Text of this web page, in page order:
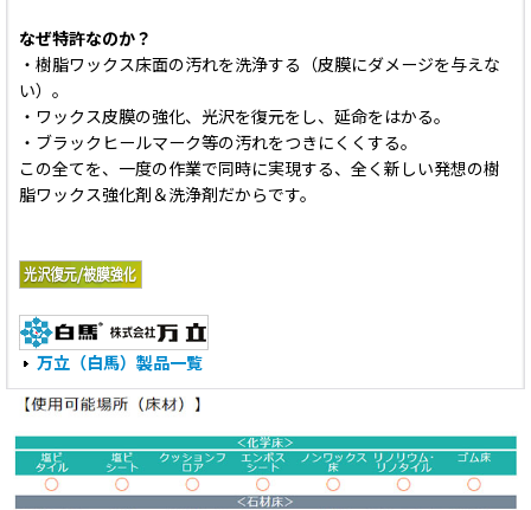
なぜ特許なのか？
・樹脂ワックス床面の汚れを洗浄する（皮膜にダメージを与えな
い）。
・ワックス皮膜の強化、光沢を復元をし、延命をはかる。
・ブラックヒールマーク等の汚れをつきにくくする。
この全てを、一度の作業で同時に実現する、全く新しい発想の樹
脂ワックス強化剤＆洗浄剤だからです。
万立（白馬）製品一覧